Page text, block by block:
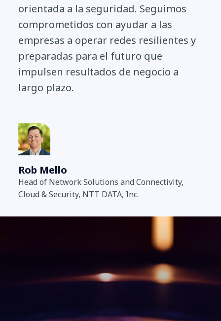
orientada a la seguridad. Seguimos
comprometidos con ayudar a las
empresas a operar redes resilientes y
preparadas para el futuro que
impulsen resultados de negocio a
largo plazo.
Rob Mello
Head of Network Solutions and Connectivity,
Cloud & Security, NTT DATA, Inc.